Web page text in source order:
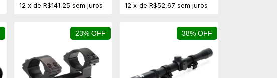
12 x de R$141,25 sem juros 12 x de R$52,67 sem juros
23% OFF 38% OFF